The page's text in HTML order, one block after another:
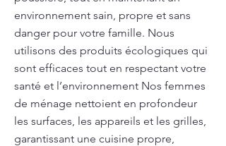
environnement sain, propre et sans
danger pour votre famille. Nous
utilisons des produits écologiques qui
sont efficaces tout en respectant votre
santé et l’environnement Nos femmes
de ménage nettoient en profondeur
les surfaces, les appareils et les grilles,
garantissant une cuisine propre,